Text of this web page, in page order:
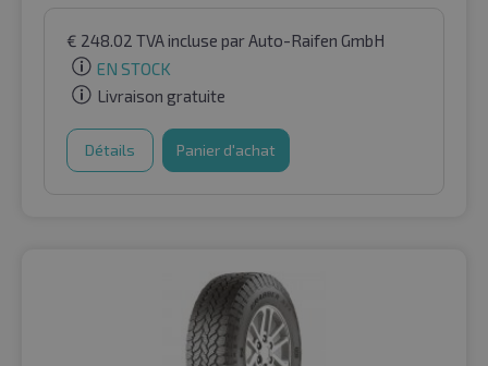
€ 248.02 TVA incluse par Auto-Raifen GmbH
EN STOCK
Livraison gratuite
Détails Panier d'achat